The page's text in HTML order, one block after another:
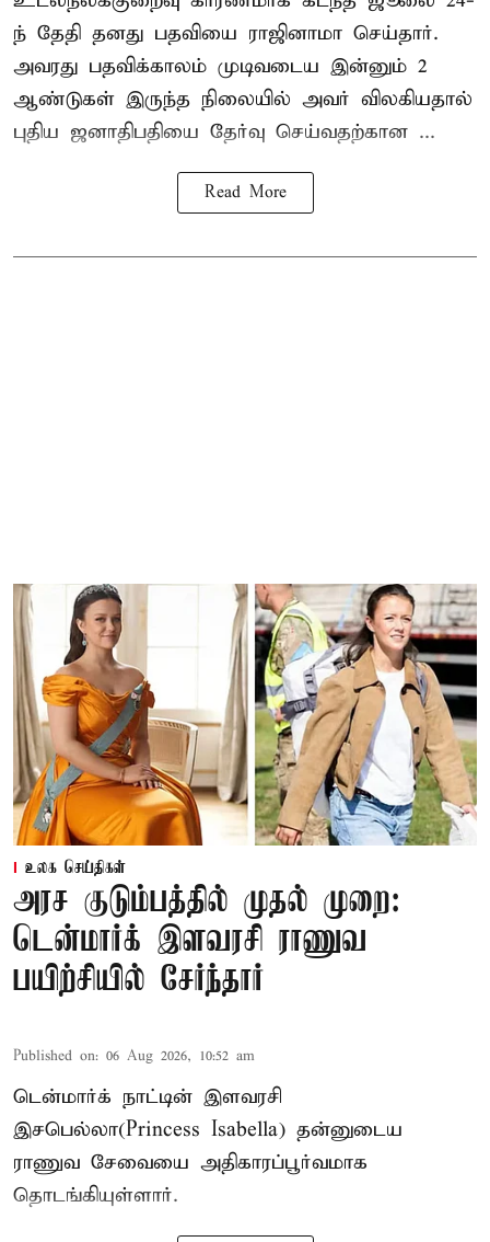
ந் தேதி தனது பதவியை ராஜினாமா செய்தார்.
அவரது பதவிக்காலம் முடிவடைய இன்னும் 2
ஆண்டுகள் இருந்த நிலையில் அவர் விலகியதால்
புதிய ஜனாதிபதியை தேர்வு செய்வதற்கான ...
Read More
உலக செய்திகள்
அரச குடும்பத்தில் முதல் முறை:
டென்மார்க் இளவரசி ராணுவ
பயிற்சியில் சேர்ந்தார்
Published on: 06 Aug 2026, 10:52 am
டென்மார்க் நாட்டின் இளவரசி
இசபெல்லா(Princess Isabella) தன்னுடைய
ராணுவ சேவையை அதிகாரப்பூர்வமாக
தொடங்கியுள்ளார்.